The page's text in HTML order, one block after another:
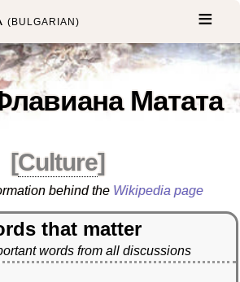
(BULGARIAN)
Матата
[Culture]
behind the Wikipedia page
that matter
words from all discussions